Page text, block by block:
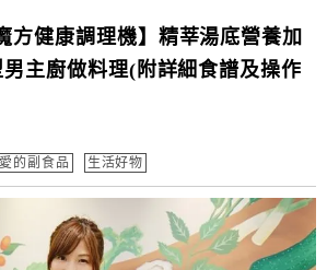
方健康調理機】精莘湯底營養加
主廚做料理(附詳細食譜及操作
愛的副食品 生活好物